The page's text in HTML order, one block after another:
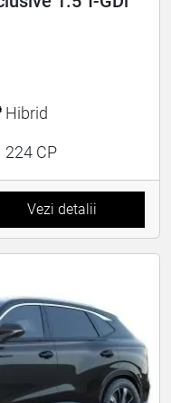
Hibrid
224 CP
Vezi detalii